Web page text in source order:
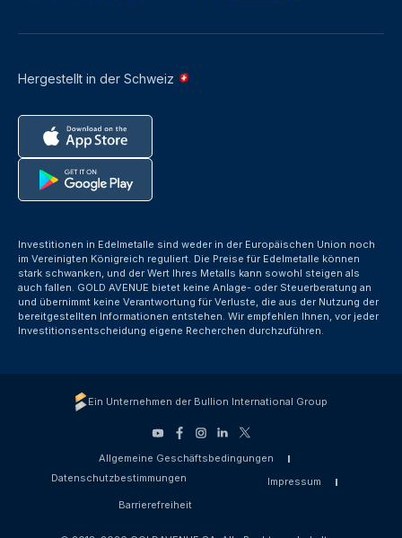
Hergestellt in der Schweiz
Investitionen in Edelmetalle sind weder in der Europäischen Union noch
im Vereinigten Königreich reguliert. Die Preise für Edelmetalle können
stark schwanken, und der Wert Ihres Metalls kann sowohl steigen als
auch fallen. GOLD AVENUE bietet keine Anlage- oder Steuerberatung an
und übernimmt keine Verantwortung für Verluste, die aus der Nutzung der
bereitgestellten Informationen entstehen. Wir empfehlen Ihnen, vor jeder
Investitionsentscheidung eigene Recherchen durchzuführen.
Ein Unternehmen der Bullion International Group
Allgemeine Geschäftsbedingungen
Datenschutzbestimmungen
Impressum
Barrierefreiheit